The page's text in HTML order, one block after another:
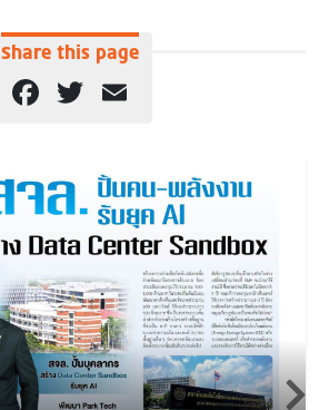
Share this page
Facebook
Twitter